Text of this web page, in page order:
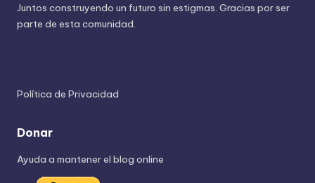
Juntos construyendo un futuro sin estigmas. Gracias por ser
parte de esta comunidad.
Política de Privacidad
Donar
Ayuda a mantener el blog online